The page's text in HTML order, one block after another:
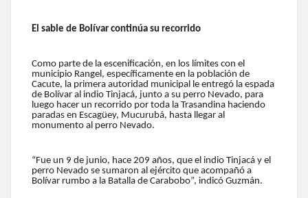
El sable de Bolívar continúa su recorrido
Como parte de la escenificación, en los límites con el
municipio Rangel, específicamente en la población de
Cacute, la primera autoridad municipal le entregó la espada
de Bolívar al indio Tinjacá, junto a su perro Nevado, para
luego hacer un recorrido por toda la Trasandina haciendo
paradas en Escagüey, Mucurubá, hasta llegar al
monumento al perro Nevado.
“Fue un 9 de junio, hace 209 años, que el indio Tinjacá y el
perro Nevado se sumaron al ejército que acompañó a
Bolívar rumbo a la Batalla de Carabobo”, indicó Guzmán.